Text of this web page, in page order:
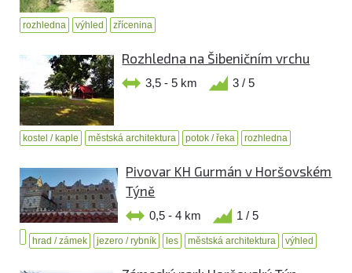
rozhledna výhled zřícenina
Rozhledna na Šibeničním vrchu
3,5 - 5 km 3 / 5
kostel / kaple městská architektura potok / řeka rozhledna
Pivovar KH Gurmán v Horšovském
Týně
0,5 - 4 km 1 / 5
hrad / zámek jezero / rybník les městská architektura výhled